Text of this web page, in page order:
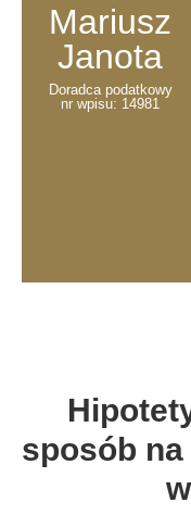
Mariusz
Janota
Doradca podatkowy
nr wpisu: 14981
sposób na